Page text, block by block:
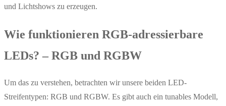
und Lichtshows zu erzeugen.
Wie funktionieren RGB-adressierbare
LEDs? – RGB und RGBW
Um das zu verstehen, betrachten wir unsere beiden LED-
Streifentypen: RGB und RGBW. Es gibt auch ein tunables Modell,